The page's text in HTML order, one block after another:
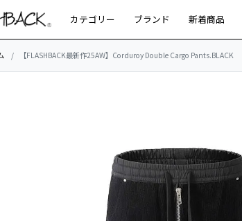
カテゴリー ブランド 新着商品
【FLASHBACK最新作25AW】Corduroy Double Cargo Pants.BLACK